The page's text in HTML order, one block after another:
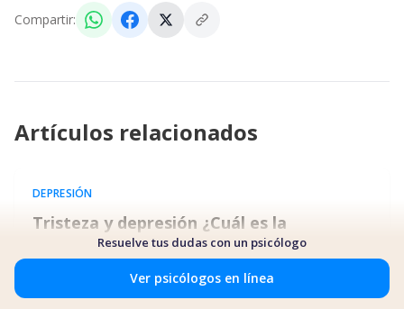
Compartir:
Artículos relacionados
DEPRESIÓN
Tristeza y depresión ¿Cuál es la
diferencia y tratamientos?
Sentirse triste de vez en cuando es parte normal de la
vida. A veces nos sentimos así porque algo no salió bien
Resuelve tus dudas con un psicólogo
Ver psicólogos en línea